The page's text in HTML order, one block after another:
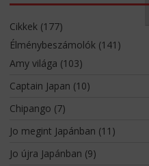
Cikkek(177)
Élménybeszámolók(141)
Amy világa (103)
Captain Japan (10)
Chipango (7)
Jo megint Japánban (11)
Jo újra Japánban (9)